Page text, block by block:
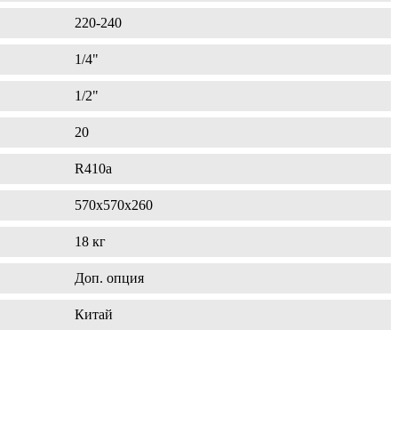
220-240
1/4"
1/2"
20
R410a
570х570х260
18 кг
Доп. опция
Китай